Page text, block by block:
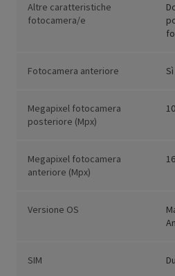
Altre caratteristiche
fotocamera/e
Fotocamera anteriore Sì
Megapixel fotocamera
posteriore (Mpx)
Megapixel fotocamera
anteriore (Mpx)
16
Versione OS
SIM